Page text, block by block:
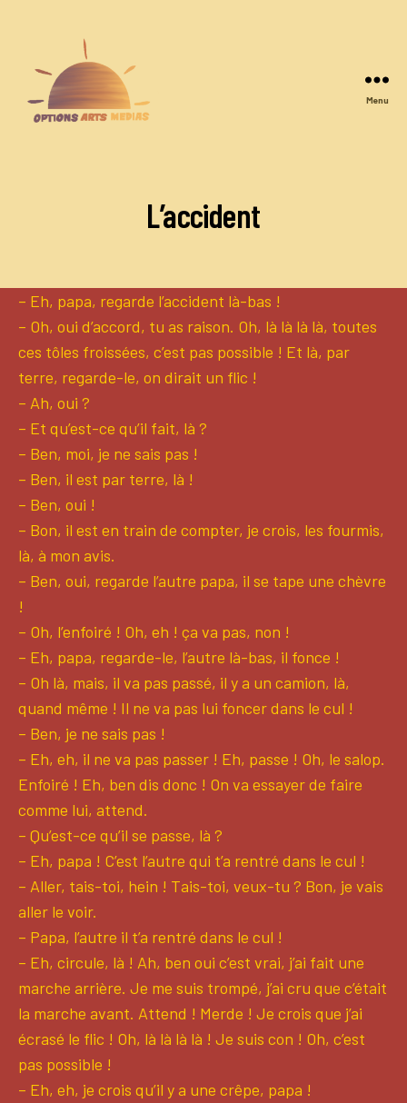
Menu
L’accident
– Eh, papa, regarde l’accident là-bas !
– Oh, oui d’accord, tu as raison. Oh, là là là là, toutes
ces tôles froissées, c’est pas possible ! Et là, par
terre, regarde-le, on dirait un flic !
– Ah, oui ?
– Et qu’est-ce qu’il fait, là ?
– Ben, moi, je ne sais pas !
– Ben, il est par terre, là !
– Ben, oui !
– Bon, il est en train de compter, je crois, les fourmis,
là, à mon avis.
– Ben, oui, regarde l’autre papa, il se tape une chèvre
!
– Oh, l’enfoiré ! Oh, eh ! ça va pas, non !
– Eh, papa, regarde-le, l’autre là-bas, il fonce !
– Oh là, mais, il va pas passé, il y a un camion, là,
quand même ! Il ne va pas lui foncer dans le cul !
– Ben, je ne sais pas !
– Eh, eh, il ne va pas passer ! Eh, passe ! Oh, le salop.
Enfoiré ! Eh, ben dis donc ! On va essayer de faire
comme lui, attend.
– Qu’est-ce qu’il se passe, là ?
– Eh, papa ! C’est l’autre qui t’a rentré dans le cul !
– Aller, tais-toi, hein ! Tais-toi, veux-tu ? Bon, je vais
aller le voir.
– Papa, l’autre il t’a rentré dans le cul !
– Eh, circule, là ! Ah, ben oui c’est vrai, j’ai fait une
marche arrière. Je me suis trompé, j’ai cru que c’était
la marche avant. Attend ! Merde ! Je crois que j’ai
écrasé le flic ! Oh, là là là là ! Je suis con ! Oh, c’est
pas possible !
– Eh, eh, je crois qu’il y a une crêpe, papa !